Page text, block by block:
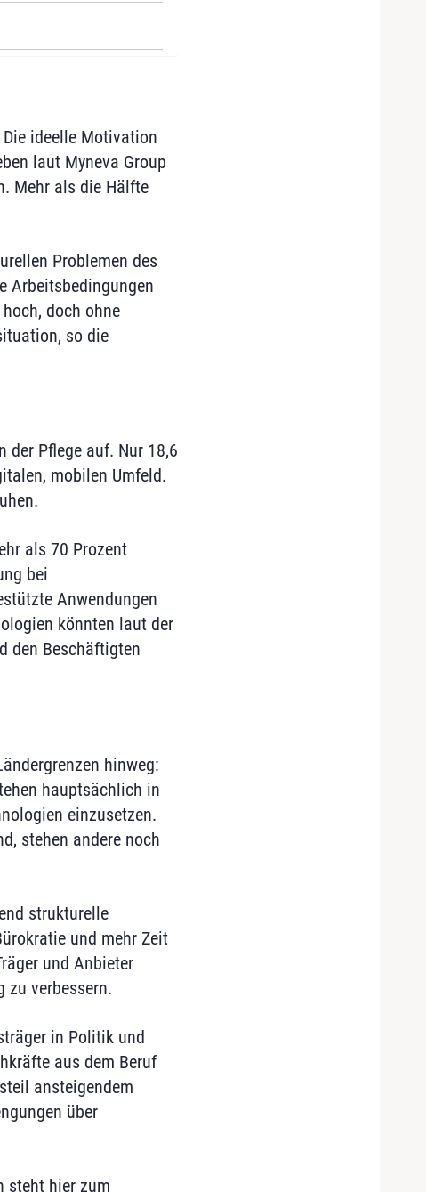
ideelle Motivation
laut Myneva Group
Mehr als die Hälfte
Problemen des
Arbeitsbedingungen
doch ohne
so die
der Pflege auf. Nur 18,6
mobilen Umfeld.
als 70 Prozent
bei
Anwendungen
könnten laut der
den Beschäftigten
hinweg:
hauptsächlich in
einzusetzen.
stehen andere noch
strukturelle
und mehr Zeit
und Anbieter
zu verbessern.
in Politik und
aus dem Beruf
ansteigendem
über
steht hier zum